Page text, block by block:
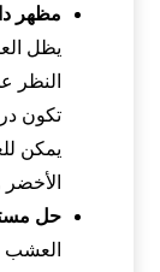
مظهر
يظل
النظر
تكون
يمكن
حل
العشب